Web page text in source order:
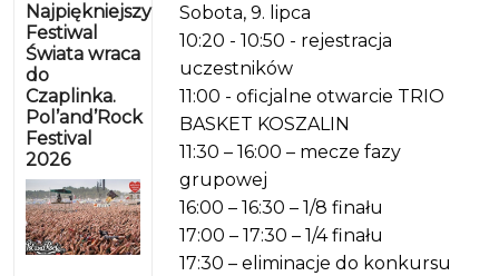
Najpiękniejszy
Festiwal
Świata wraca
do
Czaplinka.
Pol’and’Rock
Festival
2026
Sobota, 9. lipca
10:20 - 10:50 - rejestracja
uczestników
11:00 - oficjalne otwarcie TRIO
BASKET KOSZALIN
11:30 – 16:00 – mecze fazy
grupowej
16:00 – 16:30 – 1/8 finału
17:00 – 17:30 – 1/4 finału
17:30 – eliminacje do konkursu